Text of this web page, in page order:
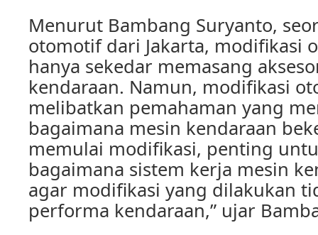
Menurut Bambang Suryanto,
otomotif dari Jakarta, modifikasi
hanya sekedar memasang
kendaraan. Namun, modifikasi
melibatkan pemahaman yang
bagaimana mesin kendaraan
memulai modifikasi, penting
bagaimana sistem kerja mesin
agar modifikasi yang dilakukan
performa kendaraan,” ujar